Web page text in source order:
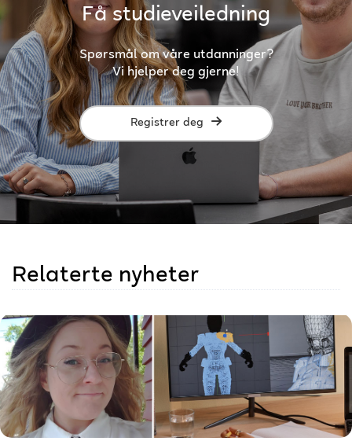
Få studieveiledning
Spørsmål om våre utdanninger?
Vi hjelper deg gjerne!
Registrer deg
Relaterte nyheter